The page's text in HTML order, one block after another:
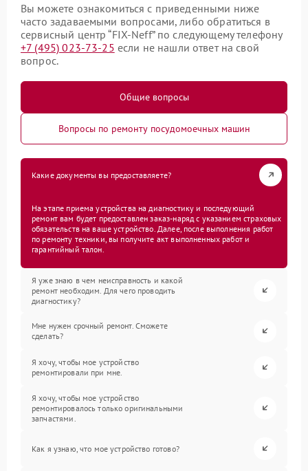
Вы можете ознакомиться с приведенными ниже
часто задаваемыми вопросами, либо обратиться в
сервисный центр “FIX-Neff” по следующему телефону
+7 (495) 023-73-25 если не нашли ответ на свой
вопрос.
Общие вопросы
Вопросы по ремонту посудомоечных машин
Какие документы вы предоставляете?
На этапе приема устройства на диагностику и последующий
ремонт вам будет предоставлен заказ-наряд с указанием страховых
обязательств на ваше устройство. Далее, после выполнения работ
по ремонту техники, вы получите акт выполненных работ и
гарантийный талон.
Я уже знаю в чем неисправность и какой
ремонт необходим. Для чего проводить
диагностику?
Мне нужен срочный ремонт. Сможете
сделать?
Я хочу, чтобы мое устройство
ремонтировали при мне.
Я хочу, чтобы мое устройство
ремонтировалось только оригинальными
запчастями.
Как я узнаю, что мое устройство готово?